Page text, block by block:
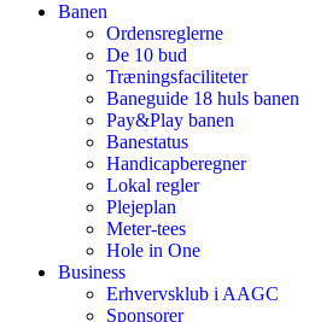
Banen
Ordensreglerne
De 10 bud
Træningsfaciliteter
Baneguide 18 huls banen
Pay&Play banen
Banestatus
Handicapberegner
Lokal regler
Plejeplan
Meter-tees
Hole in One
Business
Erhvervsklub i AAGC
Sponsorer